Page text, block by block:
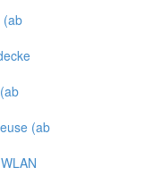
(ab
(ab